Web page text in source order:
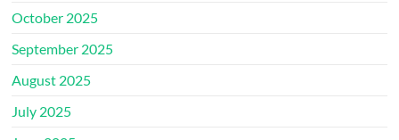
October 2025
September 2025
August 2025
July 2025